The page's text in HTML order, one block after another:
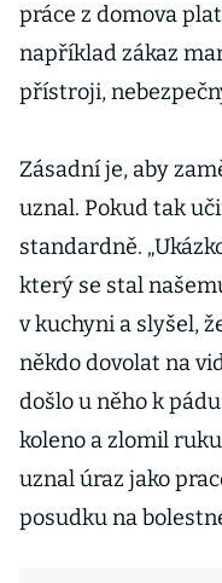
práce z domova
například zákaz
přístroji,
Zásadní je, aby
uznal. Pokud tak
standardně.
který se stal
v kuchyni a slyšel,
někdo dovolat na
došlo u něho k
koleno a zlomil
uznal úraz jako
posudku na